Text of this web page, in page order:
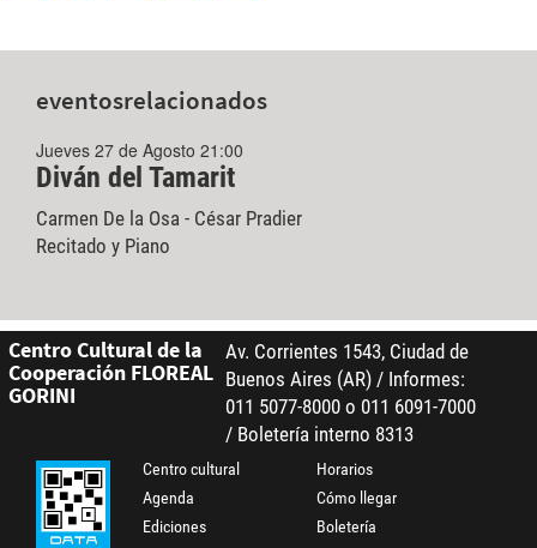
eventosrelacionados
Jueves 27 de Agosto 21:00
Diván del Tamarit
Carmen De la Osa - César Pradier
Recitado y Piano
Centro Cultural de la
Cooperación FLOREAL
GORINI
Av. Corrientes 1543, Ciudad de
Buenos Aires (AR) / Informes:
011 5077-8000 o 011 6091-7000
/ Boletería interno 8313
Centro cultural
Agenda
Ediciones
Horarios
Cómo llegar
Boletería